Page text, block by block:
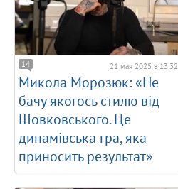
14 21 мая 2025 в 13:32
Микола Морозюк: «Не
бачу якогось стилю від
Шовковського. Це
динамівська гра, яка
приносить результат»